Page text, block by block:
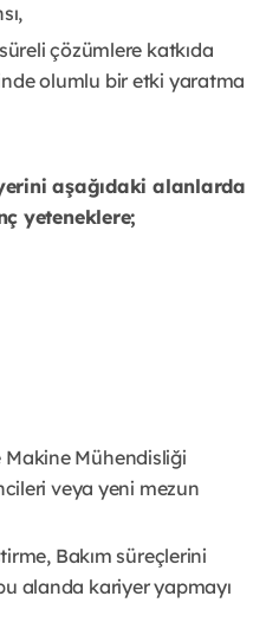
çözümlere katkıda
olumlu bir etki yaratma
aşağıdaki alanlarda
yeteneklere;
Mühendisliği
veya yeni mezun
Bakım süreçlerini
alanda kariyer yapmayı